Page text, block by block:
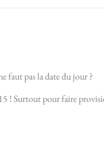
faut pas la date du jour ?
! Surtout pour faire